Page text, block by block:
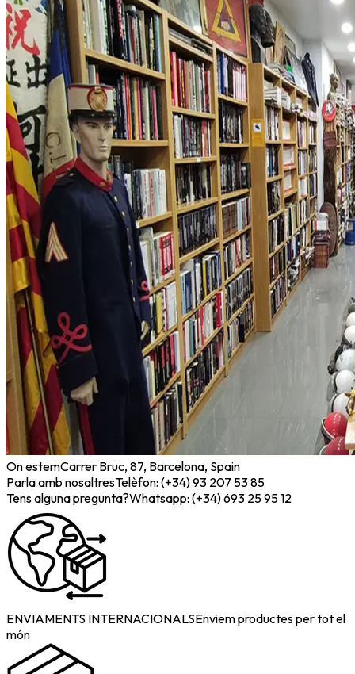
On estemCarrer Bruc, 87, Barcelona, Spain
Parla amb nosaltresTelèfon: (+34) 93 207 53 85
Tens alguna pregunta?Whatsapp: (+34) 693 25 95 12
ENVIAMENTS INTERNACIONALSEnviem productes per tot el
món